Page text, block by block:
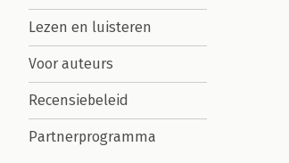
Lezen en luisteren
Voor auteurs
Recensiebeleid
Partnerprogramma